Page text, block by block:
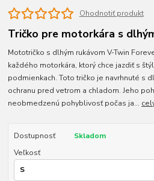
Ohodnotiť produkt
Tričko pre motorkára s
Mototričko s dlhým rukávom V-Twin
každého motorkára, ktorý chce jazdiť s
podmienkach. Toto tričko je navrhnuté s
ochranu pred vetrom a chladom. Jeho
neobmedzenú pohyblivosť počas ja...
Dostupnosť
Skladom
Veľkosť